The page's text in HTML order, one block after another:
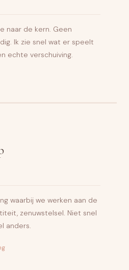
naar de kern. Geen
Ik zie snel wat er speelt
echte verschuiving.
waarbij we werken aan de
zenuwstelsel. Niet snel
anders.